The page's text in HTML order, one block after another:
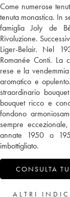
Come numerose
tenuta monastica. In
famiglia Joly de
Rivoluzione.
Liger-Belair. Nel
Romanée Conti. La
rese e la
aromatico e
straordinario
bouquet ricco e
fondono
sempre
annate 1950 o
imbottigliato.
CONSULTA
ALTRI